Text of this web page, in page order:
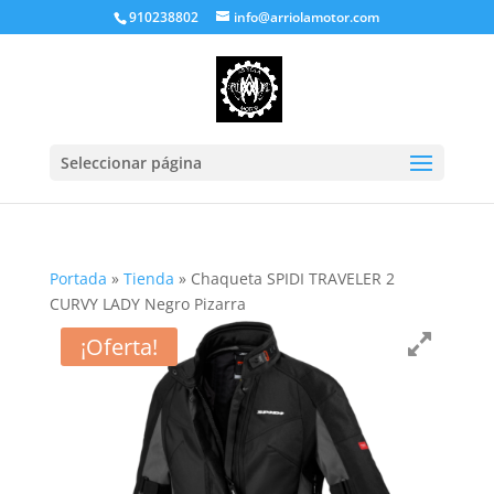
910238802 info@arriolamotor.com
Seleccionar página
Portada » Tienda » Chaqueta SPIDI TRAVELER 2
CURVY LADY Negro Pizarra
¡Oferta!